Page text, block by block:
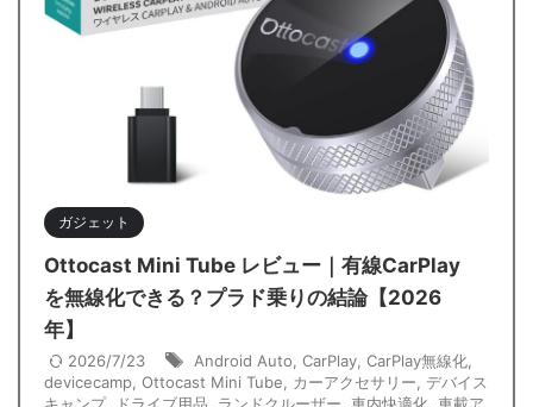
ガジェット
Ottocast Mini Tube レビュー｜有線CarPlay
を無線化できる？プラド乗りの結論【2026
年】
2026/7/23 Android Auto CarPlay CarPlay無線化
devicecamp Ottocast Mini Tube カーアクセサリー
デバイス